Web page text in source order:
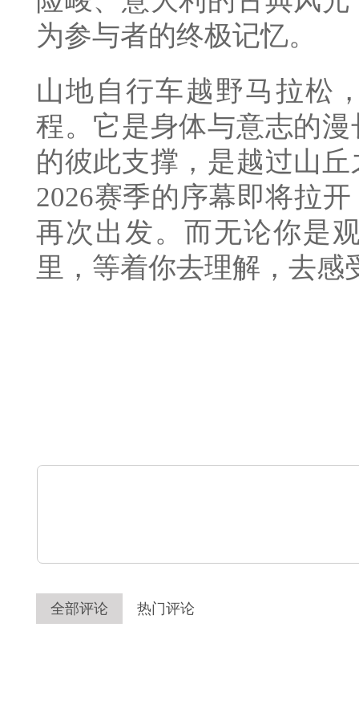
为参与者的终极记忆。
山地自行车越野马拉松
程。它是身体与意志的
的彼此支撑，是越过山
2026赛季的序幕即将拉
再次出发。而无论你是
里，等着你去理解，去感
全部评论 热门评论